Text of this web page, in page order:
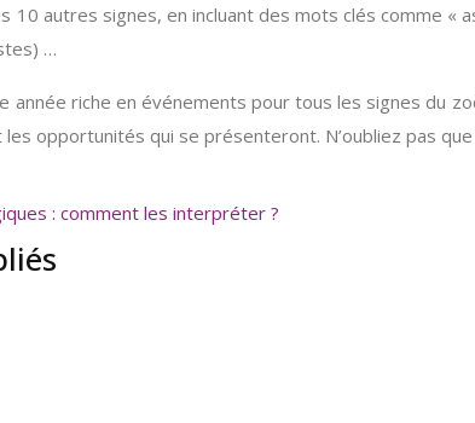
autres signes, en incluant des mots clés comme «
…
année riche en événements pour tous les signes du
opportunités qui se présenteront. N’oubliez pas
: comment les interpréter ?